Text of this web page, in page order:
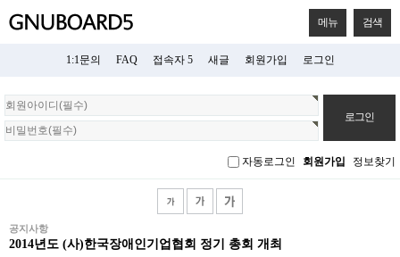
메뉴 검색
1:1문의 FAQ 접속자 5 새글 회원가입 로그인
회
원
로
자동로그인 회원가입 정보찾기
공지사항
2014년도 (사)한국장애인기업협회 정기 총회 개최